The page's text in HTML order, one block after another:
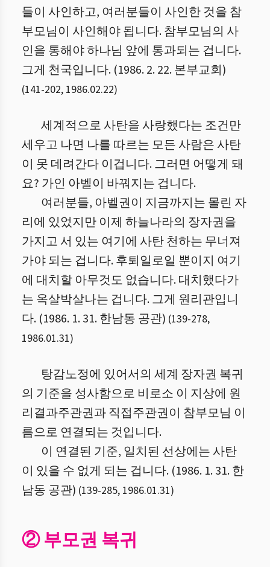
들이 사인하고, 여러분들이 사인한 것을 참
부모님이 사인해야 됩니다. 참부모님의 사
인을 통해야 하나님 앞에 통과되는 겁니다.
그게 천국입니다. (1986. 2. 22. 본부교회)
(141-202, 1986.02.22)
세계적으로 사탄을 사랑했다는 조건만
세우고 나면 나를 따르는 모든 사람은 사탄
이 못 데려간다 이겁니다. 그러면 어떻게 돼
요? 가인 아벨이 바꿔지는 겁니다.
여러분들, 아벨권이 지금까지는 몰린 자
리에 있었지만 이제 하늘나라의 장자권을
가지고 서 있는 여기에 사탄 천하는 무너져
가야 되는 겁니다. 후퇴일로일 뿐이지 여기
에 대치할 아무것도 없습니다. 대치했다가
는 옥살박살나는 겁니다. 그게 원리관입니
다. (1986. 1. 31. 한남동 공관) (139-278,
1986.01.31)
탕감노정에 있어서의 세계 장자권 복귀
의 기준을 성사함으로 비로소 이 지상에 원
리결과주관권과 직접주관권이 참부모님 이
름으로 연결되는 것입니다.
이 연결된 기준, 일치된 선상에는 사탄
이 있을 수 없게 되는 겁니다. (1986. 1. 31. 한
남동 공관) (139-285, 1986.01.31)
② 부모권 복귀